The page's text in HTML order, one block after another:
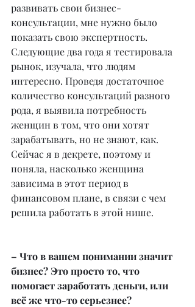
развивать свои бизнес-
консультации, мне нужно было
показать свою экспертность.
Следующие два года я тестировала
рынок, изучала, что людям
интересно. Проведя достаточное
количество консультаций разного
рода, я выявила потребность
женщин в том, что они хотят
зарабатывать, но не знают, как.
Сейчас я в декрете, поэтому и
поняла, насколько женщина
зависима в этот период в
финансовом плане, в связи с чем
решила работать в этой нише.
– Что в вашем понимании значит
бизнес? Это просто то, что
помогает заработать деньги, или
всё же что-то серьезнее?